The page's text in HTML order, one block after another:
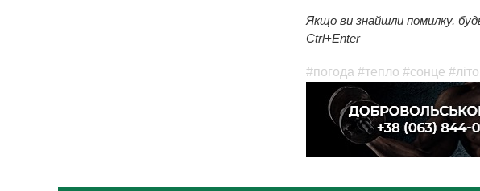
Якщо ви знайшли помилку,
Ctrl+Enter
#погода #тепло #сонце #літо